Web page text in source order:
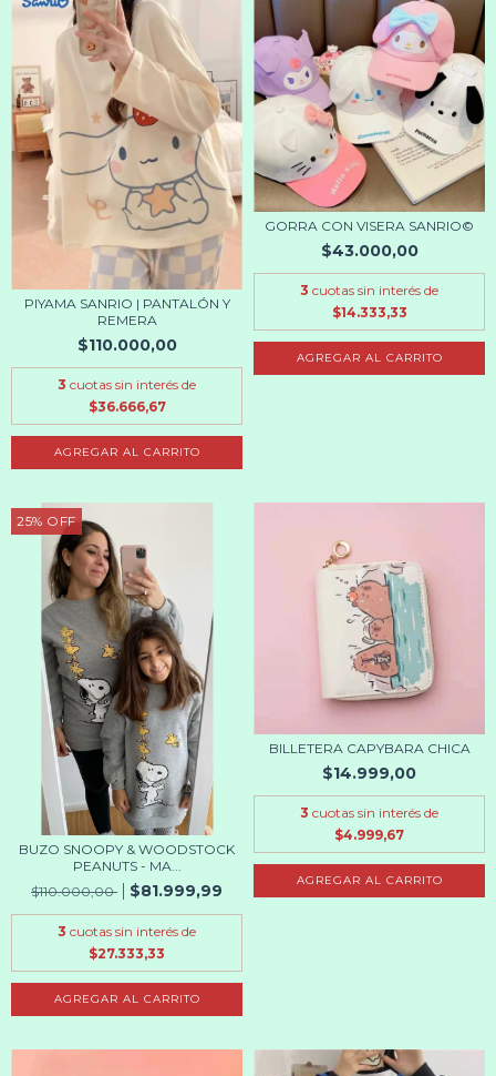
PIYAMA SANRIO | PANTALÓN Y
REMERA
$110.000,00
3 cuotas sin interés de
$36.666,67
AGREGAR AL CARRITO
GORRA CON VISERA SANRIO©
$43.000,00
3 cuotas sin interés de
$14.333,33
AGREGAR AL CARRITO
25% OFF
BUZO SNOOPY & WOODSTOCK
PEANUTS - MA...
$110.000,00
$81.999,99
3 cuotas sin interés de
$27.333,33
AGREGAR AL CARRITO
BILLETERA CAPYBARA CHICA
$14.999,00
3 cuotas sin interés de
$4.999,67
AGREGAR AL CARRITO